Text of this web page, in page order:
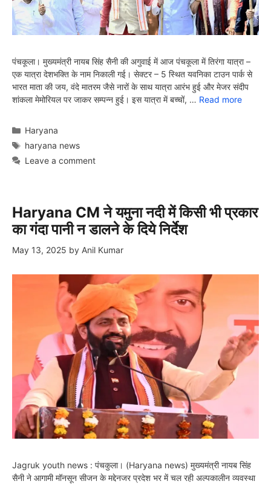
पंचकूला। मुख्यमंत्री नायब सिंह सैनी की अगुवाई में आज पंचकूला में तिरंगा यात्रा –
एक यात्रा देशभक्ति के नाम निकाली गई। सेक्टर – 5 स्थित यवनिका टाउन पार्क से
भारत माता की जय, वंदे मातरम जैसे नारों के साथ यात्रा आरंभ हुई और मेजर संदीप
शांकला मेमोरियल पर जाकर सम्पन्न हुई। इस यात्रा में बच्चों, … Read more
Categories
Haryana
Tags
haryana news
Leave a comment
Haryana CM ने यमुना नदी में किसी भी प्रकार
का गंदा पानी न डालने के दिये निर्देश
May 13, 2025 by Anil Kumar
Jagruk youth news : पंचकुला। (Haryana news) मुख्यमंत्री नायब सिंह
सैनी ने आगामी मॉनसून सीजन के मद्देनजर प्रदेश भर में चल रही अल्पकालीन व्यवस्था